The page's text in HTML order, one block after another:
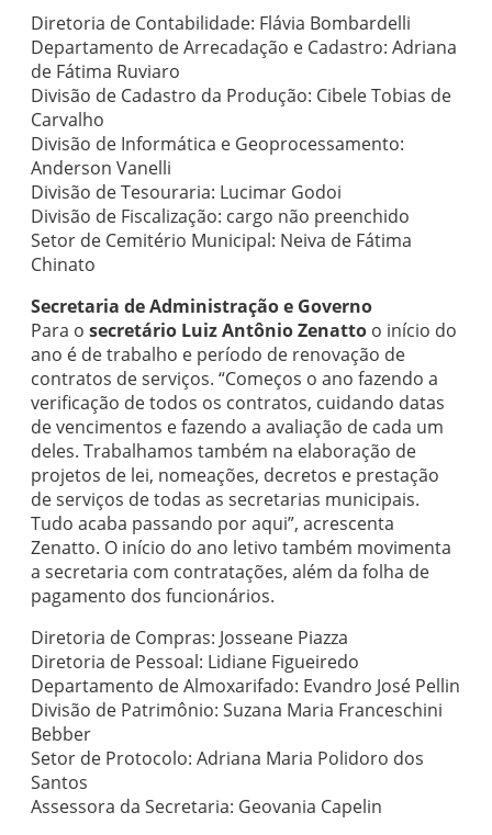
Diretoria de Contabilidade: Flávia Bombardelli
Departamento de Arrecadação e Cadastro: Adriana
de Fátima Ruviaro
Divisão de Cadastro da Produção: Cibele Tobias de
Carvalho
Divisão de Informática e Geoprocessamento:
Anderson Vanelli
Divisão de Tesouraria: Lucimar Godoi
Divisão de Fiscalização: cargo não preenchido
Setor de Cemitério Municipal: Neiva de Fátima
Chinato
Secretaria de Administração e Governo
Para o secretário Luiz Antônio Zenatto o início do
ano é de trabalho e período de renovação de
contratos de serviços. “Começos o ano fazendo a
verificação de todos os contratos, cuidando datas
de vencimentos e fazendo a avaliação de cada um
deles. Trabalhamos também na elaboração de
projetos de lei, nomeações, decretos e prestação
de serviços de todas as secretarias municipais.
Tudo acaba passando por aqui”, acrescenta
Zenatto. O início do ano letivo também movimenta
a secretaria com contratações, além da folha de
pagamento dos funcionários.
Diretoria de Compras: Josseane Piazza
Diretoria de Pessoal: Lidiane Figueiredo
Departamento de Almoxarifado: Evandro José Pellin
Divisão de Patrimônio: Suzana Maria Franceschini
Bebber
Setor de Protocolo: Adriana Maria Polidoro dos
Santos
Assessora da Secretaria: Geovania Capelin